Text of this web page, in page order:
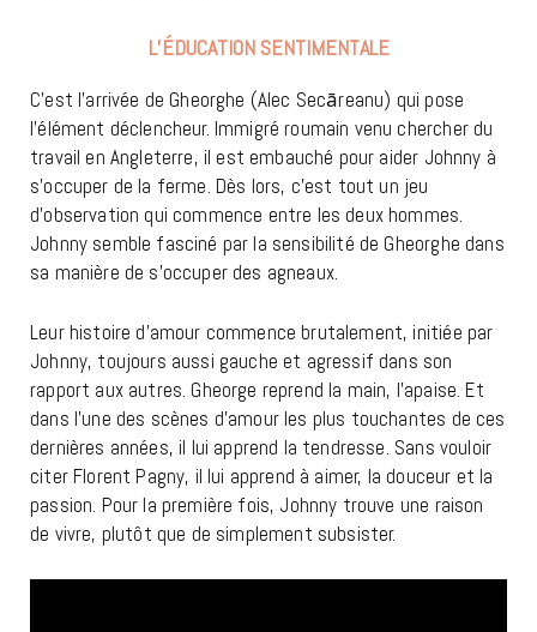
L’ÉDUCATION SENTIMENTALE
C’est l’arrivée de Gheorghe (Alec Secāreanu) qui pose
l’élément déclencheur. Immigré roumain venu chercher du
travail en Angleterre, il est embauché pour aider Johnny à
s’occuper de la ferme. Dès lors, c’est tout un jeu
d’observation qui commence entre les deux hommes.
Johnny semble fasciné par la sensibilité de Gheorghe dans
sa manière de s’occuper des agneaux.
Leur histoire d’amour commence brutalement, initiée par
Johnny, toujours aussi gauche et agressif dans son
rapport aux autres. Gheorge reprend la main, l’apaise. Et
dans l’une des scènes d’amour les plus touchantes de ces
dernières années, il lui apprend la tendresse. Sans vouloir
citer Florent Pagny, il lui apprend à aimer, la douceur et la
passion. Pour la première fois, Johnny trouve une raison
de vivre, plutôt que de simplement subsister.